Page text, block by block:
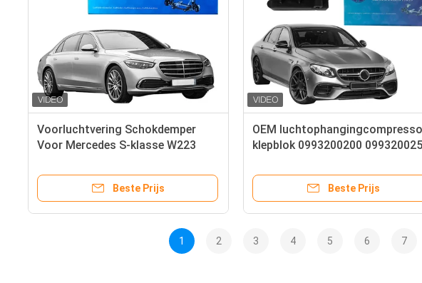
Voorluchtvering Schokdemper
Voor Mercedes S-klasse W223
2233207203 Autoaccessoires
Beste Prijs
OEM
klepblok 0993200200
2016-
Beste Prijs
1 2 3 4 5 6 7